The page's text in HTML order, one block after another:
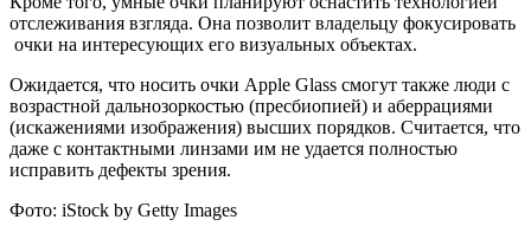
отслеживания взгляда. Она позволит владельцу фокусировать
очки на интересующих его визуальных объектах.
Ожидается, что носить очки Apple Glass смогут также люди с
возрастной дальнозоркостью (пресбиопией) и аберрациями
(искажениями изображения) высших порядков. Считается, что
даже с контактными линзами им не удается полностью
исправить дефекты зрения.
Фото: iStock by Getty Images